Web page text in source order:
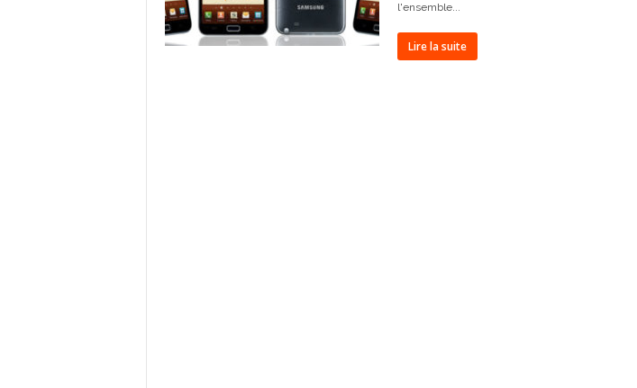
l'ensemble...
Lire la suite